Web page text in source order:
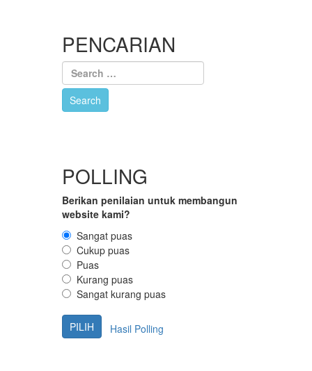
PENCARIAN
POLLING
Berikan penilaian untuk membangun
website kami?
Sangat puas
Cukup puas
Puas
Kurang puas
Sangat kurang puas
Hasil Polling